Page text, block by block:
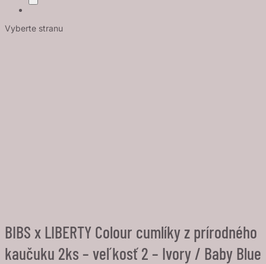
Vyberte stranu
BIBS x LIBERTY Colour cumlíky z prírodného
kaučuku 2ks – veľkosť 2 – Ivory / Baby Blue